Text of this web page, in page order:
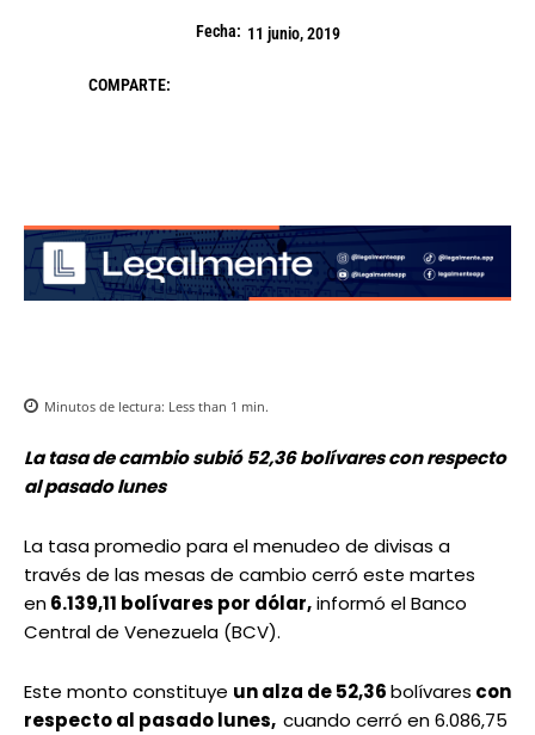
Fecha: 11 junio, 2019
COMPARTE:
Minutos de lectura: Less than 1 min.
La tasa de cambio subió 52,36 bolívares con respecto
al pasado lunes
La tasa promedio para el menudeo de divisas a
través de las mesas de cambio cerró este martes
en6.139,11 bolívares por dólar,informó el Banco
Central de Venezuela (BCV).
Este monto constituye un alza de 52,36bolívares con
respecto al pasado lunes, cuando cerró en 6.086,75